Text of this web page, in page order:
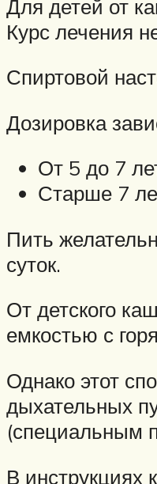
Для детей от
Курс лечения
Спиртовой
Дозировка
От 5 до 7
Старше 7
Пить
суток.
От детского
емкостью с
Однако этот
дыхательных
(специальным
В